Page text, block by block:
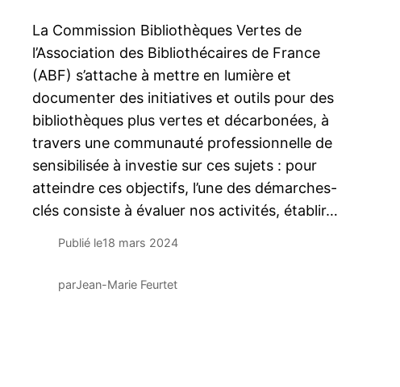
La Commission Bibliothèques Vertes de
l’Association des Bibliothécaires de France
(ABF) s’attache à mettre en lumière et
documenter des initiatives et outils pour des
bibliothèques plus vertes et décarbonées, à
travers une communauté professionnelle de
sensibilisée à investie sur ces sujets : pour
atteindre ces objectifs, l’une des démarches-
clés consiste à évaluer nos activités, établir…
Publié le18 mars 2024
parJean-Marie Feurtet